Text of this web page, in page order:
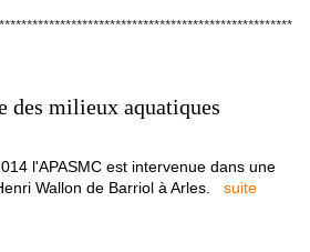
des milieux aquatiques
l'APASMC est intervenue dans une
Wallon de Barriol à Arles. suite